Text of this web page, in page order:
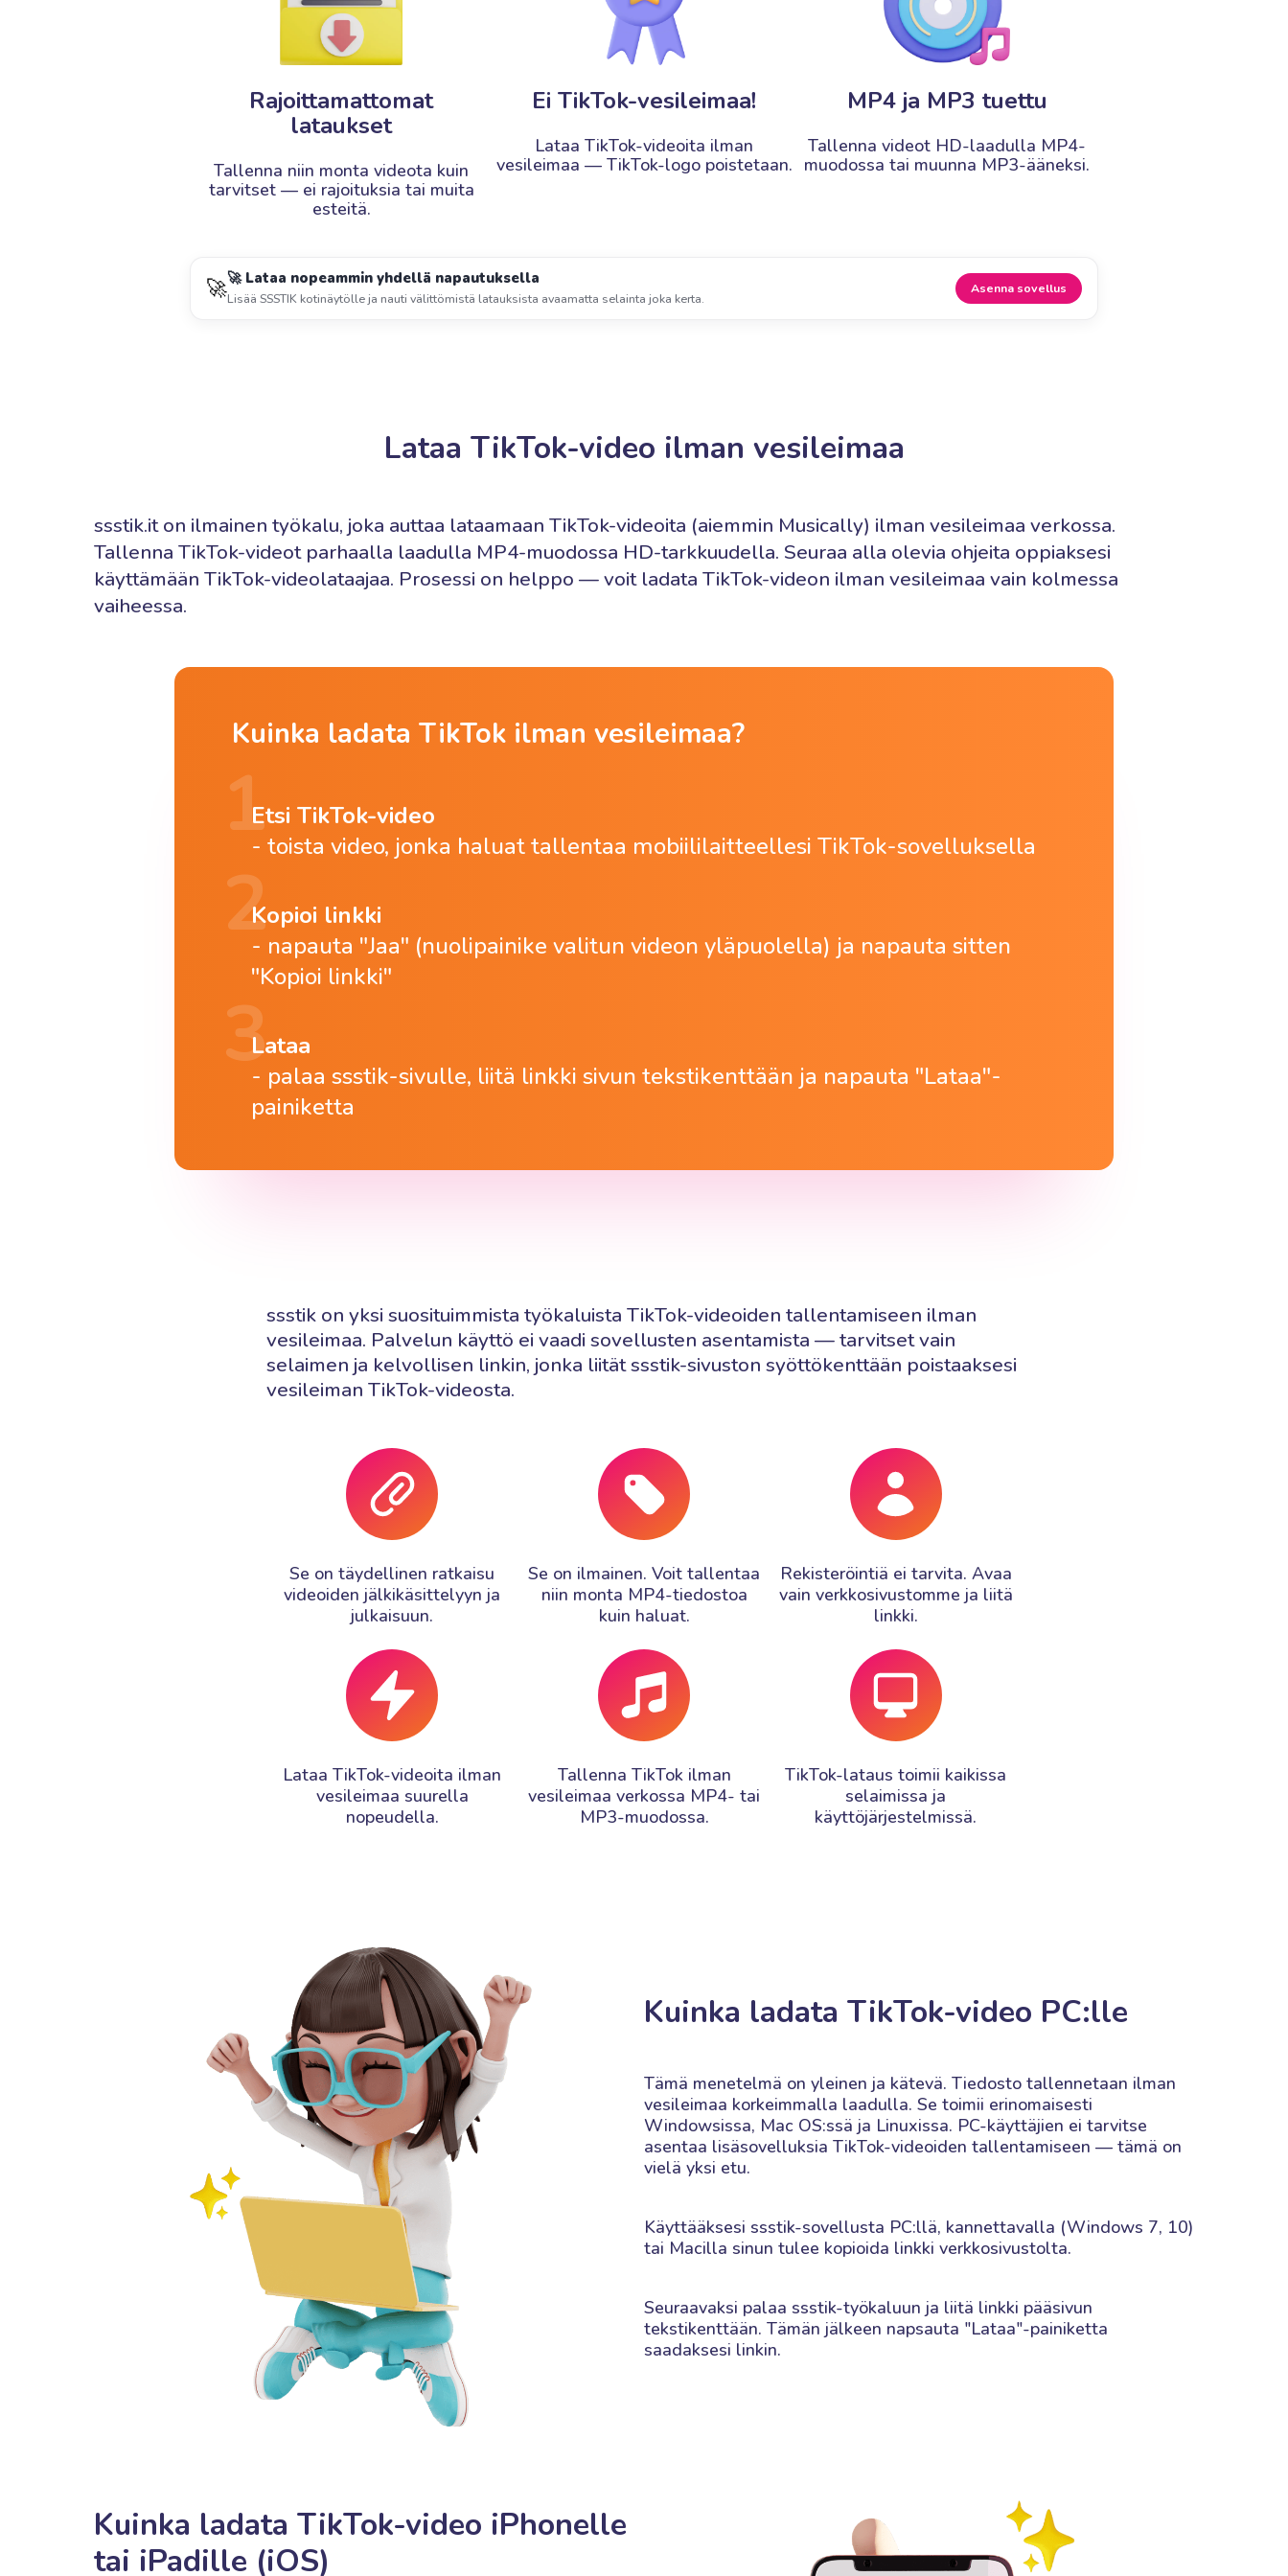
Rajoittamattomat
lataukset
Tallenna niin monta videota kuin
tarvitset — ei rajoituksia tai muita
esteitä.
Ei TikTok-vesileimaa!
Lataa TikTok-videoita ilman
vesileimaa — TikTok-logo poistetaan.
MP4 ja MP3 tuettu
Tallenna videot HD-laadulla MP4-
muodossa tai muunna MP3-ääneksi.
🚀🚀 Lataa nopeammin yhdellä napautuksella
Lisää SSSTIK kotinäytölle ja nauti välittömistä latauksista avaamatta selainta joka kerta.
Asenna sovellus
Lataa TikTok-video ilman vesileimaa
ssstik.it on ilmainen työkalu, joka auttaa lataamaan TikTok-videoita (aiemmin Musically) ilman vesileimaa verkossa.
Tallenna TikTok-videot parhaalla laadulla MP4-muodossa HD-tarkkuudella. Seuraa alla olevia ohjeita oppiaksesi
käyttämään TikTok-videolataajaa. Prosessi on helppo — voit ladata TikTok-videon ilman vesileimaa vain kolmessa
vaiheessa.
Kuinka ladata TikTok ilman vesileimaa?
Etsi TikTok-video
toista video, jonka haluat tallentaa mobiililaitteellesi TikTok-sovelluksella
Kopioi linkki
napauta "Jaa" (nuolipainike valitun videon yläpuolella) ja napauta sitten
"Kopioi linkki"
Lataa
palaa ssstik-sivulle, liitä linkki sivun tekstikenttään ja napauta "Lataa"-
painiketta
ssstik on yksi suosituimmista työkaluista TikTok-videoiden tallentamiseen ilman
vesileimaa. Palvelun käyttö ei vaadi sovellusten asentamista — tarvitset vain
selaimen ja kelvollisen linkin, jonka liität ssstik-sivuston syöttökenttään poistaaksesi
vesileiman TikTok-videosta.
Se on täydellinen ratkaisu
videoiden jälkikäsittelyyn ja
julkaisuun.
Se on ilmainen. Voit tallentaa
niin monta MP4-tiedostoa
kuin haluat.
Rekisteröintiä ei tarvita. Avaa
vain verkkosivustomme ja liitä
linkki.
Lataa TikTok-videoita ilman
vesileimaa suurella
nopeudella.
Tallenna TikTok ilman
vesileimaa verkossa MP4- tai
MP3-muodossa.
TikTok-lataus toimii kaikissa
selaimissa ja
käyttöjärjestelmissä.
Kuinka ladata TikTok-video PC:lle
Tämä menetelmä on yleinen ja kätevä. Tiedosto tallennetaan ilman
vesileimaa korkeimmalla laadulla. Se toimii erinomaisesti
Windowsissa, Mac OS:ssä ja Linuxissa. PC-käyttäjien ei tarvitse
asentaa lisäsovelluksia TikTok-videoiden tallentamiseen — tämä on
vielä yksi etu.
Käyttääksesi ssstik-sovellusta PC:llä, kannettavalla (Windows 7, 10)
tai Macilla sinun tulee kopioida linkki verkkosivustolta.
Seuraavaksi palaa ssstik-työkaluun ja liitä linkki pääsivun
tekstikenttään. Tämän jälkeen napsauta "Lataa"-painiketta
saadaksesi linkin.
Kuinka ladata TikTok-video iPhonelle
tai iPadille (iOS)